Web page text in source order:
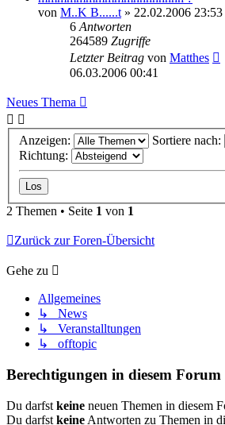
von M..K B......t » 22.02.2006 23:53
6 Antworten
264589 Zugriffe
Letzter Beitrag von Matthes
06.03.2006 00:41
Neues Thema
Anzeigen:
Sortiere nach:
Richtung:
2 Themen • Seite 1 von 1
Zurück zur Foren-Übersicht
Gehe zu
Allgemeines
↳ News
↳ Veranstalltungen
↳ offtopic
Berechtigungen in diesem Forum
Du darfst keine neuen Themen in diesem
Du darfst keine Antworten zu Themen in